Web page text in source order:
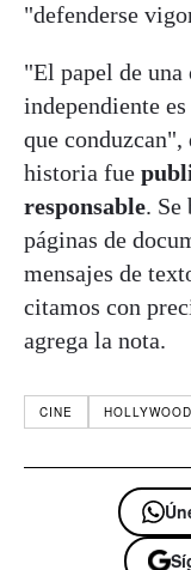
"defenderse
"El papel de
independiente
que
historia fue
responsable. Se
páginas de
mensajes de
citamos con
agrega la nota.
CINE HOLLYWOOD